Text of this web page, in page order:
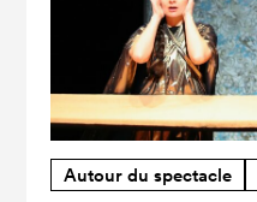
Autour du spectacle